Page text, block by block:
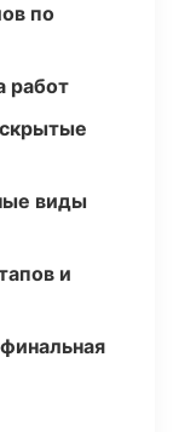
по
работ
виды
и